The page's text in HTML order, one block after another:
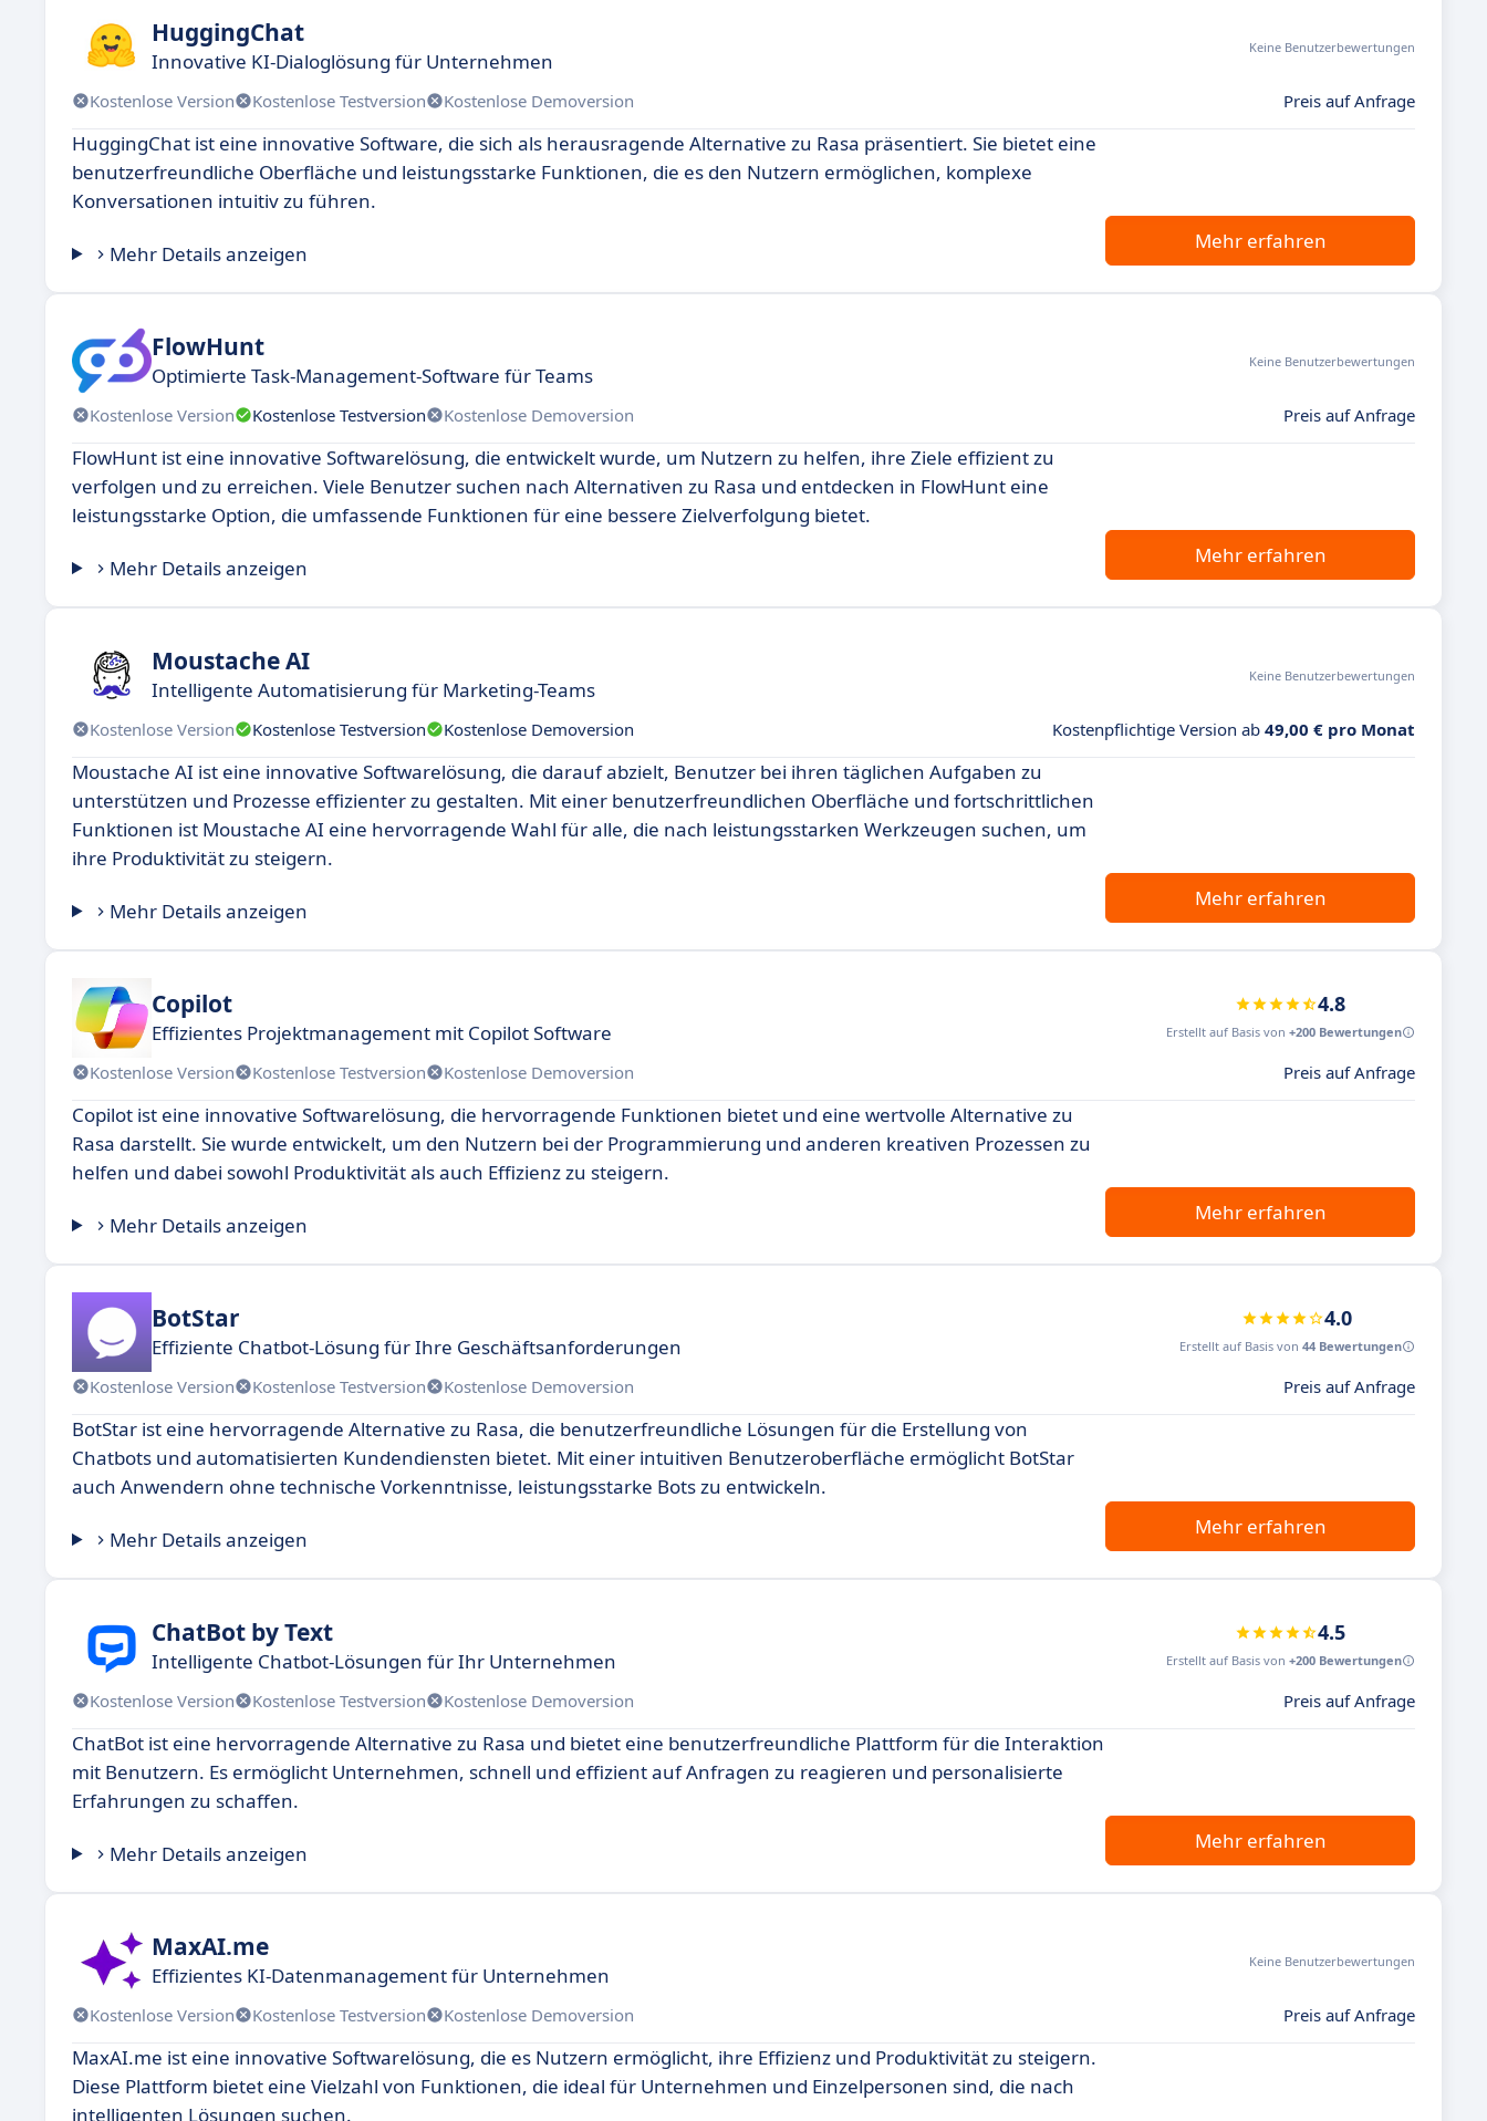
HuggingChat
Innovative KI-Dialoglösung für Unternehmen
Keine Benutzerbewertungen
Kostenlose Version Kostenlose Testversion Kostenlose Demoversion Preis auf Anfrage
HuggingChat ist eine innovative Software, die sich als herausragende Alternative zu Rasa präsentiert. Sie bietet eine
benutzerfreundliche Oberfläche und leistungsstarke Funktionen, die es den Nutzern ermöglichen, komplexe
Konversationen intuitiv zu führen.
Mehr Details anzeigen
Mehr erfahren
FlowHunt
Optimierte Task-Management-Software für Teams
Keine Benutzerbewertungen
Kostenlose Version Kostenlose Testversion Kostenlose Demoversion Preis auf Anfrage
FlowHunt ist eine innovative Softwarelösung, die entwickelt wurde, um Nutzern zu helfen, ihre Ziele effizient zu
verfolgen und zu erreichen. Viele Benutzer suchen nach Alternativen zu Rasa und entdecken in FlowHunt eine
leistungsstarke Option, die umfassende Funktionen für eine bessere Zielverfolgung bietet.
Mehr Details anzeigen
Mehr erfahren
Moustache AI
Intelligente Automatisierung für Marketing-Teams
Keine Benutzerbewertungen
Kostenlose Version Kostenlose Testversion Kostenlose Demoversion Kostenpflichtige Version ab 49,00 € pro Monat
Moustache AI ist eine innovative Softwarelösung, die darauf abzielt, Benutzer bei ihren täglichen Aufgaben zu
unterstützen und Prozesse effizienter zu gestalten. Mit einer benutzerfreundlichen Oberfläche und fortschrittlichen
Funktionen ist Moustache AI eine hervorragende Wahl für alle, die nach leistungsstarken Werkzeugen suchen, um
ihre Produktivität zu steigern.
Mehr Details anzeigen
Mehr erfahren
Copilot
Effizientes Projektmanagement mit Copilot Software
4.8
Erstellt auf Basis von +200 Bewertungen
Kostenlose Version Kostenlose Testversion Kostenlose Demoversion Preis auf Anfrage
Copilot ist eine innovative Softwarelösung, die hervorragende Funktionen bietet und eine wertvolle Alternative zu
Rasa darstellt. Sie wurde entwickelt, um den Nutzern bei der Programmierung und anderen kreativen Prozessen zu
helfen und dabei sowohl Produktivität als auch Effizienz zu steigern.
Mehr Details anzeigen
Mehr erfahren
BotStar
Effiziente Chatbot-Lösung für Ihre Geschäftsanforderungen
4.0
Erstellt auf Basis von 44 Bewertungen
Kostenlose Version Kostenlose Testversion Kostenlose Demoversion Preis auf Anfrage
BotStar ist eine hervorragende Alternative zu Rasa, die benutzerfreundliche Lösungen für die Erstellung von
Chatbots und automatisierten Kundendiensten bietet. Mit einer intuitiven Benutzeroberfläche ermöglicht BotStar
auch Anwendern ohne technische Vorkenntnisse, leistungsstarke Bots zu entwickeln.
Mehr Details anzeigen
Mehr erfahren
ChatBot by Text
Intelligente Chatbot-Lösungen für Ihr Unternehmen
4.5
Erstellt auf Basis von +200 Bewertungen
Kostenlose Version Kostenlose Testversion Kostenlose Demoversion Preis auf Anfrage
ChatBot ist eine hervorragende Alternative zu Rasa und bietet eine benutzerfreundliche Plattform für die Interaktion
mit Benutzern. Es ermöglicht Unternehmen, schnell und effizient auf Anfragen zu reagieren und personalisierte
Erfahrungen zu schaffen.
Mehr Details anzeigen
Mehr erfahren
MaxAI.me
Effizientes KI-Datenmanagement für Unternehmen
Keine Benutzerbewertungen
Kostenlose Version Kostenlose Testversion Kostenlose Demoversion Preis auf Anfrage
MaxAI.me ist eine innovative Softwarelösung, die es Nutzern ermöglicht, ihre Effizienz und Produktivität zu steigern.
Diese Plattform bietet eine Vielzahl von Funktionen, die ideal für Unternehmen und Einzelpersonen sind, die nach
intelligenten Lösungen suchen.